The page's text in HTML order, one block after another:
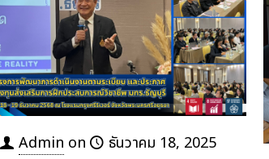
Admin on ธันวาคม 18, 2025